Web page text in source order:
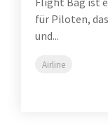
für Piloten,
und...
Airline